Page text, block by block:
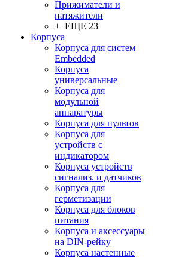
Прижиматели и
натяжители
+ ЕЩЕ 23
Корпуса
Корпуса для систем
Embedded
Корпуса
универсальные
Корпуса для
модульной
аппаратуры
Корпуса для пультов
Корпуса для
устройств с
индикатором
Корпуса устройств
сигнализ. и датчиков
Корпуса для
герметизации
Корпуса для блоков
питания
Корпуса и аксессуары
на DIN-рейку
Корпуса настенные